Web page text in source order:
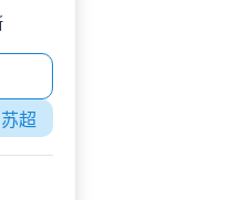
苏超